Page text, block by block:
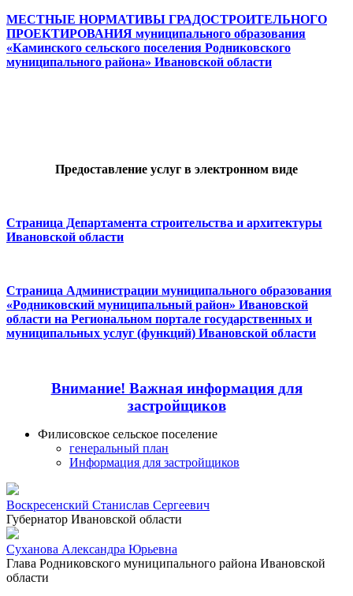
МЕСТНЫЕ НОРМАТИВЫ ГРАДОСТРОИТЕЛЬНОГО
ПРОЕКТИРОВАНИЯ муниципального образования
«Каминского сельского поселения Родниковского
муниципального района» Ивановской области
Предоставление услуг в электронном виде
Страница Департамента строительства и архитектуры
Ивановской области
Страница Администрации муниципального образования
«Родниковский муниципальный район» Ивановской
области на Региональном портале государственных и
муниципальных услуг (функций) Ивановской области
Внимание! Важная информация для
застройщиков
Филисовское сельское поселение
генеральный план
Информация для застройщиков
Воскресенский Станислав Сергеевич
Губернатор Ивановской области
Суханова Александра Юрьевна
Глава Родниковского муниципального района Ивановской
области